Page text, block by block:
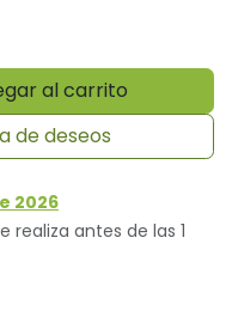
al carrito
de deseos
2026
realiza antes de las 1